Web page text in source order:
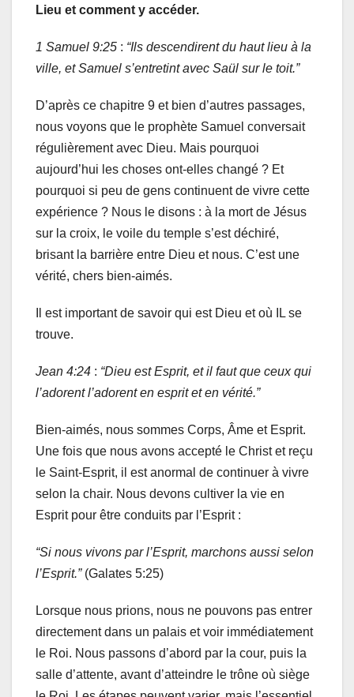
Lieu et comment y accéder.
1 Samuel 9:25 : “Ils descendirent du haut lieu à la
ville, et Samuel s’entretint avec Saül sur le toit.”
D’après ce chapitre 9 et bien d’autres passages,
nous voyons que le prophète Samuel conversait
régulièrement avec Dieu. Mais pourquoi
aujourd’hui les choses ont-elles changé ? Et
pourquoi si peu de gens continuent de vivre cette
expérience ? Nous le disons : à la mort de Jésus
sur la croix, le voile du temple s’est déchiré,
brisant la barrière entre Dieu et nous. C’est une
vérité, chers bien-aimés.
Il est important de savoir qui est Dieu et où IL se
trouve.
Jean 4:24 : “Dieu est Esprit, et il faut que ceux qui
l’adorent l’adorent en esprit et en vérité.”
Bien-aimés, nous sommes Corps, Âme et Esprit.
Une fois que nous avons accepté le Christ et reçu
le Saint-Esprit, il est anormal de continuer à vivre
selon la chair. Nous devons cultiver la vie en
Esprit pour être conduits par l’Esprit :
“Si nous vivons par l’Esprit, marchons aussi selon
l’Esprit.”(Galates 5:25)
Lorsque nous prions, nous ne pouvons pas entrer
directement dans un palais et voir immédiatement
le Roi. Nous passons d’abord par la cour, puis la
salle d’attente, avant d’atteindre le trône où siège